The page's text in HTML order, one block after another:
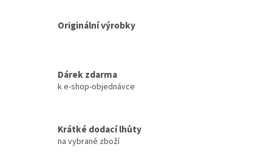
p
s
u
Originální výrobky
Dárek zdarma
k e-shop-objednávce
Krátké dodací lhůty
na vybrané zboží